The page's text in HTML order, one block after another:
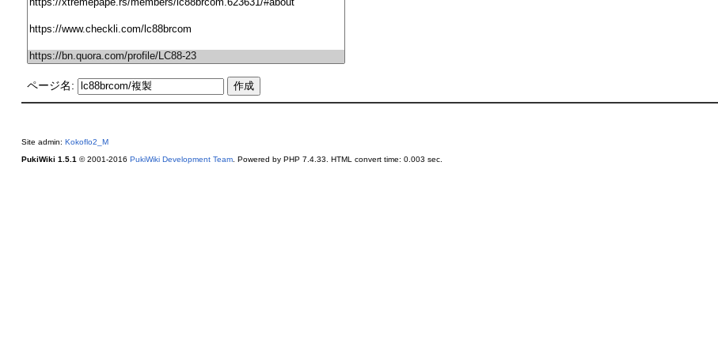
ページ名:
Site admin: Kokoflo2_M
PukiWiki 1.5.1 © 2001-2016 PukiWiki Development Team. Powered by PHP 7.4.33. HTML convert time: 0.003 sec.